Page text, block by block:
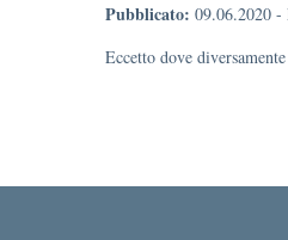
Pubblicato: 09.06.2020 -
Eccetto dove